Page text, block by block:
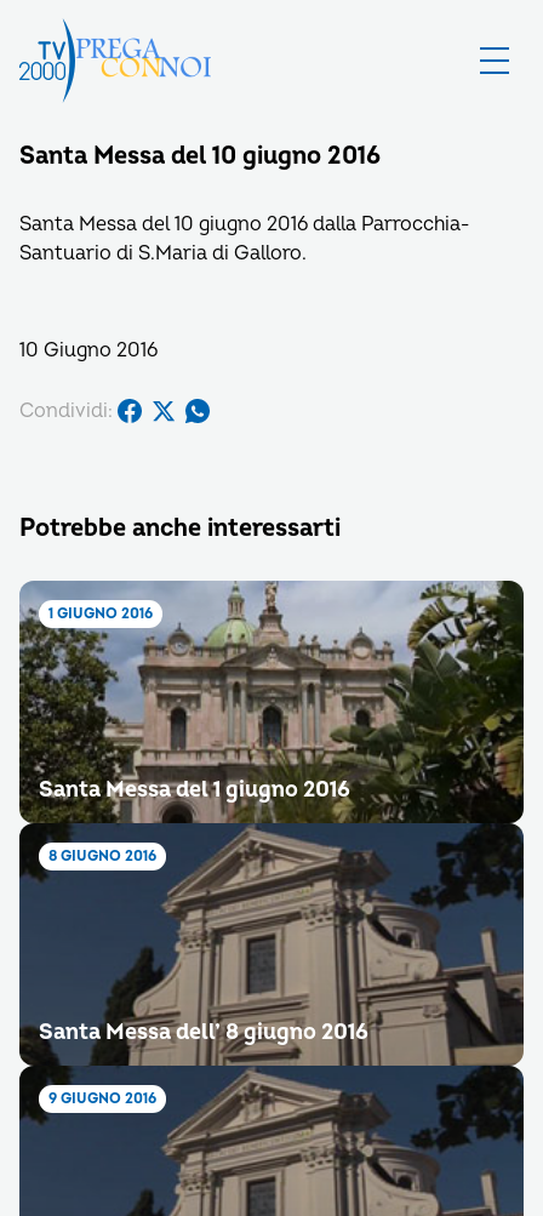
Santa Messa del 10 giugno 2016
Santa Messa del 10 giugno 2016 dalla Parrocchia-
Santuario di S.Maria di Galloro.
10 Giugno 2016
Condividi:
Potrebbe anche interessarti
1 GIUGNO 2016
Santa Messa del 1 giugno 2016
8 GIUGNO 2016
Santa Messa dell’ 8 giugno 2016
9 GIUGNO 2016